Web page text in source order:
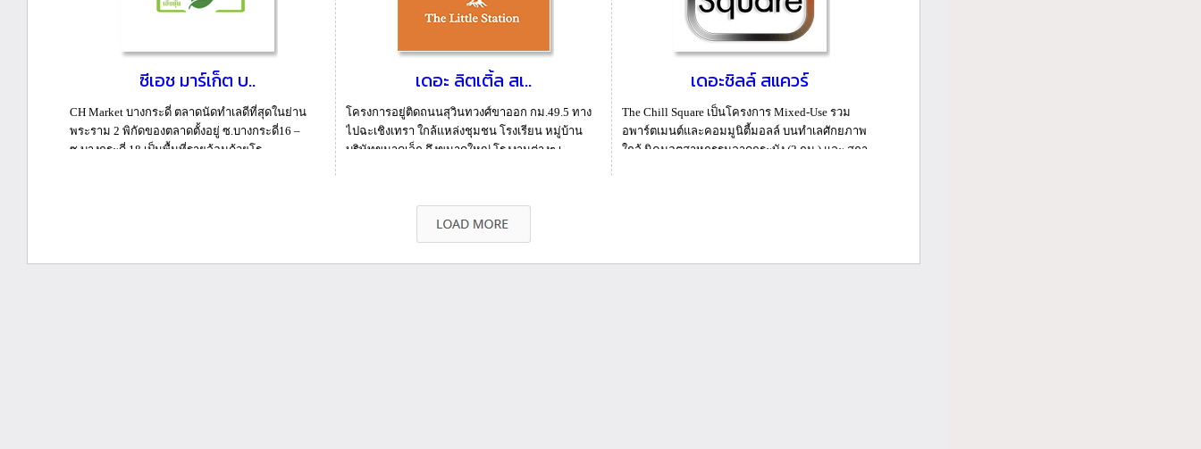
ซีเอช มาร์เก็ต บ..
CH Market บางกระดี่ ตลาดนัดทำเลดีที่สุดในย่าน
พระราม 2 พิกัดของตลาดตั้งอยู่ ซ.บางกระดี่16 –
ซ.บางกระดี่ 18 เป็นพื้นที่รายล้อมด้วยโร...
เดอะ ลิตเติ้ล สเ..
โครงการอยู่ติดถนนสุวินทวงศ์ขาออก กม.49.5 ทาง
ไปฉะเชิงเทรา ใกล้แหล่งชุมชน โรงเรียน หมู่บ้าน
บริษัทขนาดเล็ก ถึงขนาดใหญ่ โรงงานต่างๆ เ...
เดอะชิลล์ สแควร์
The Chill Square เป็นโครงการ Mixed-Use รวม
อพาร์ตเมนต์และคอมมูนิตี้มอลล์ บนทำเลศักยภาพ
ใกล้ นิคมอุตสาหกรรมลาดกระบัง (2 กม.) และ สถา...